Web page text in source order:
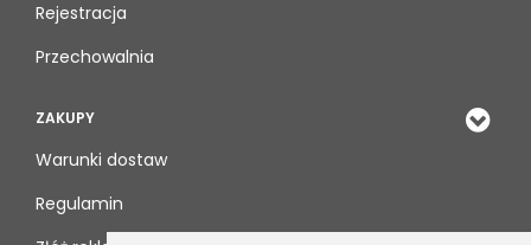
Rejestracja
Przechowalnia
ZAKUPY
Warunki dostaw
Regulamin